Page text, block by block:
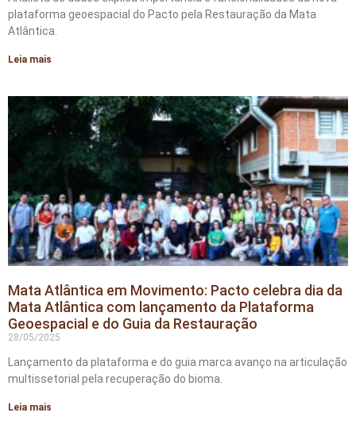
plataforma geoespacial do Pacto pela Restauração da Mata
Atlântica.
Leia mais
Mata Atlântica em Movimento: Pacto celebra dia da
Mata Atlântica com lançamento da Plataforma
Geoespacial e do Guia da Restauração
28/05/2025
Lançamento da plataforma e do guia marca avanço na articulação
multissetorial pela recuperação do bioma.
Leia mais